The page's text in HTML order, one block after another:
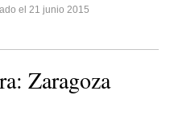
el 21 junio 2015
Zaragoza